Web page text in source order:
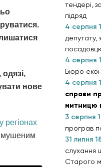
нове
регіонах
тендері,
підряд
4 серпня
депутату,
4 серпня
Бюро
4 серпня
справи
митницю
3 серпня
програв
31 липня
слухання
Старого